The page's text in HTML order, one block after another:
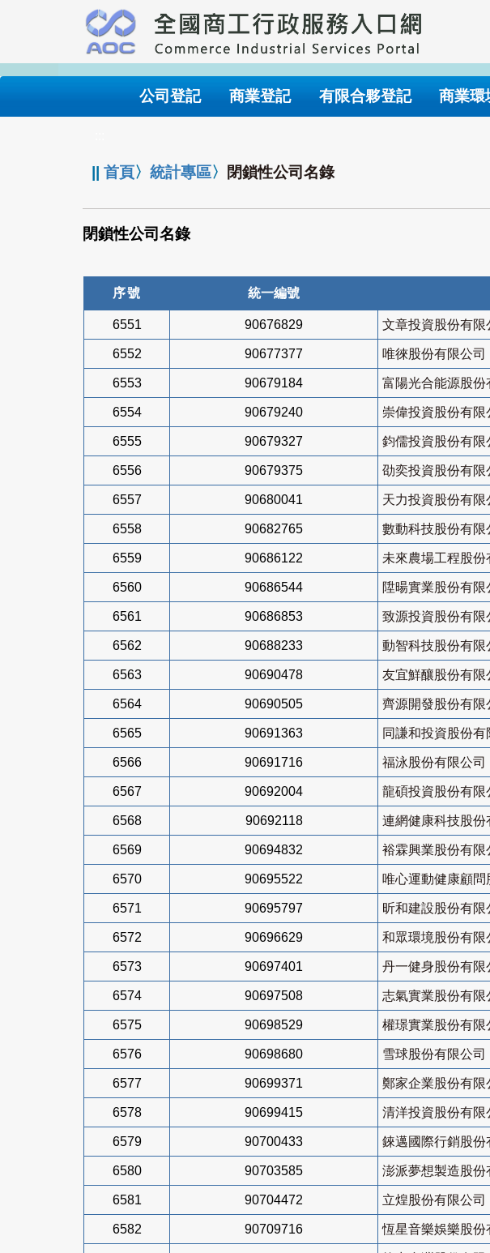
要
內
公司登記 商業登記 有限合夥登記 商業環
||首頁〉統計專區〉 閉鎖性公司名錄
閉鎖性公司名錄
序號 統一編號
6551 90676829 文章投資股份有限
6552 90677377 唯徠股份有限公司
6553 90679184 富陽光合能源股份
6554 90679240 崇偉投資股份有限
6555 90679327 鈞儒投資股份有限
6556 90679375 劭奕投資股份有限
6557 90680041 天力投資股份有限
6558 90682765 數動科技股份有限
6559 90686122 未來農場工程股份
6560 90686544 陞暘實業股份有限
6561 90686853 致源投資股份有限
6562 90688233 動智科技股份有限
6563 90690478 友宜鮮釀股份有限
6564 90690505 齊源開發股份有限
6565 90691363 同謙和投資股份有
6566 90691716 福泳股份有限公司
6567 90692004 龍碩投資股份有限
6568 90692118 連網健康科技股份
6569 90694832 裕霖興業股份有限
6570 90695522 唯心運動健康顧問
6571 90695797 昕和建設股份有限
6572 90696629 和眾環境股份有限
6573 90697401 丹一健身股份有限
6574 90697508 志氣實業股份有限
6575 90698529 權璟實業股份有限
6576 90698680 雪球股份有限公司
6577 90699371 鄭家企業股份有限
6578 90699415 清洋投資股份有限
6579 90700433 錸邁國際行銷股份
6580 90703585 澎派夢想製造股份
6581 90704472 立煌股份有限公司
6582 90709716 恆星音樂娛樂股份